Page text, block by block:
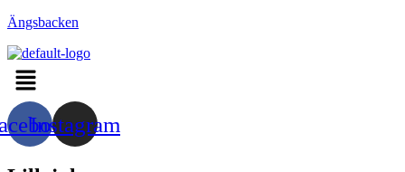
Hoppa
innehållet
Ängsbacken
Menu
Instagram